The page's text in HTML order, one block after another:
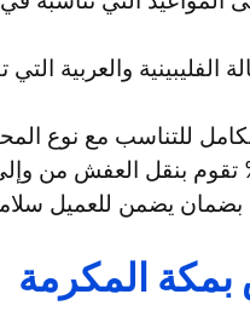
الفليبينية والعربية
للتناسب مع نوع
بضمان يضمن للعميل
المكرمة